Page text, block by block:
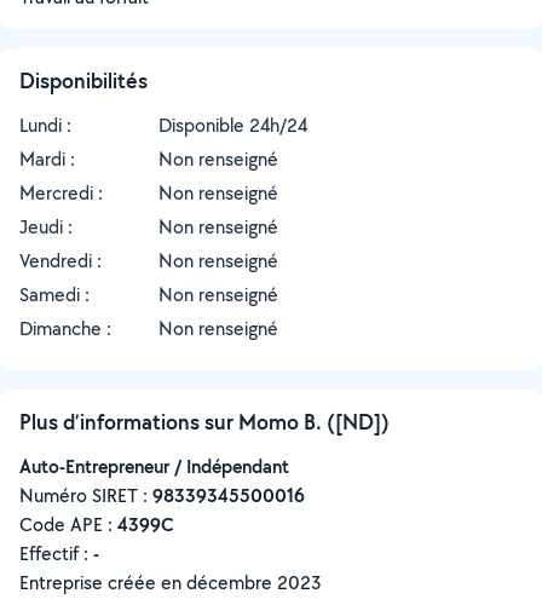
Disponibilités
Lundi :
Disponible 24h/24
Mardi :
Non renseigné
Mercredi :
Non renseigné
Jeudi :
Non renseigné
Vendredi :
Non renseigné
Samedi :
Non renseigné
Dimanche :
Non renseigné
Plus d’informations sur Momo B. ([ND])
Auto-Entrepreneur / Indépendant
Numéro SIRET : ‍98339345500016
Code APE : 4399C
Effectif : -
Entreprise créée endécembre 2023